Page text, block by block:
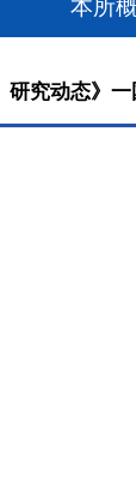
本所
研究动态》 一